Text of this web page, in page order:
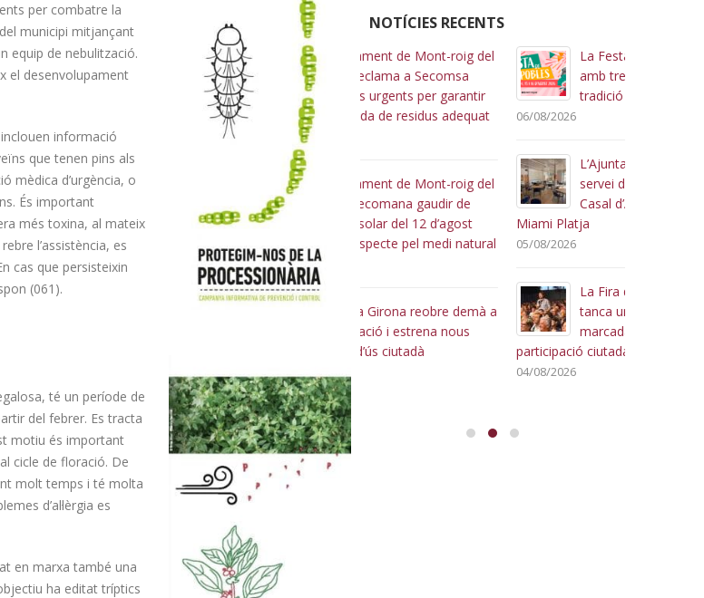
per combatre la
municipi mitjançant
equip de nebulització.
el desenvolupament
informació
que tenen pins als
mèdica d’urgència, o
És important
més toxina, al mateix
l’assistència, es
cas que persisteixin
(061).
té un període de
del febrer. Es tracta
motiu és important
cicle de floració. De
molt temps i té molta
d’al·lèrgia es
en marxa també una
ha editat tríptics
NOTÍCIES RECENTS
a partir del
roig del
de sortida a
de
regidor
L’Ajuntament de Mont-roig del
Camp reclama a Secomsa
mesures urgents per garantir
un servei de recollida de residus adequat
07/08/2026
L’Ajuntament de Mont-roig del
Camp recomana gaudir de
l’eclipsi solar del 12 d’agost
amb seguretat i respecte pel medi natural
07/08/2026
La Festa de les Pobles torna
amb tres dies de música,
tradició i cultura
06/08/2026
L’Ajuntament treu a licitació el
servei de bar restaurant del
Casal d’Avis i Polivalent de
Miami Platja
05/08/2026
La Fira de Mont-roig del Camp
tanca una 143a edició
marcada per la gran
participació ciutadana